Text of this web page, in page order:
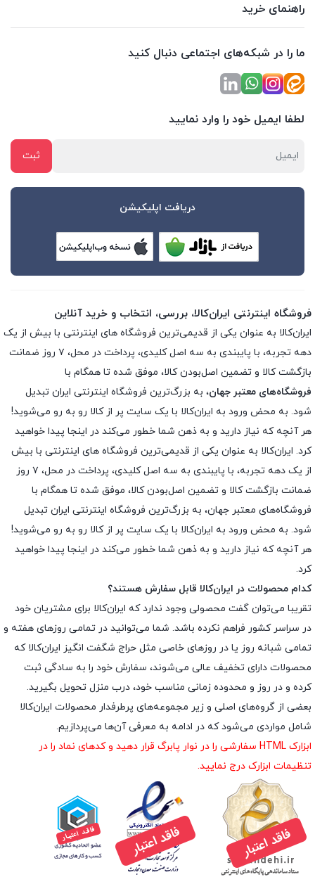
راهنمای خرید
ما را در شبکه‌های اجتماعی دنبال کنید
لطفا ایمیل خود را وارد نمایید
دریافت اپلیکیشن
فروشگاه اینترنتی ایران‌کالا، بررسی، انتخاب و خرید آنلاین
ایران‌کالا به عنوان یکی از قدیمی‌ترین فروشگاه های اینترنتی با بیش از یک
دهه تجربه، با پایبندی به سه اصل کلیدی، پرداخت در محل، ۷ روز ضمانت
بازگشت کالا و تضمین اصل‌بودن کالا، موفق شده تا همگام با
فروشگاه‌های معتبر جهان، به بزرگ‌ترین فروشگاه اینترنتی ایران تبدیل
شود. به محض ورود به ایران‌کالا با یک سایت پر از کالا رو به رو می‌شوید!
هر آنچه که نیاز دارید و به ذهن شما خطور می‌کند در اینجا پیدا خواهید
کرد. ایران‌کالا به عنوان یکی از قدیمی‌ترین فروشگاه های اینترنتی با بیش
از یک دهه تجربه، با پایبندی به سه اصل کلیدی، پرداخت در محل، ۷ روز
ضمانت بازگشت کالا و تضمین اصل‌بودن کالا، موفق شده تا همگام با
فروشگاه‌های معتبر جهان، به بزرگ‌ترین فروشگاه اینترنتی ایران تبدیل
شود. به محض ورود به ایران‌کالا با یک سایت پر از کالا رو به رو می‌شوید!
هر آنچه که نیاز دارید و به ذهن شما خطور می‌کند در اینجا پیدا خواهید
کرد.
کدام محصولات در ایران‌کالا قابل سفارش هستند؟
تقریبا می‌توان گفت محصولی وجود ندارد که ایران‌کالا برای مشتریان خود
در سراسر کشور فراهم نکرده باشد. شما می‌توانید در تمامی روزهای هفته و
تمامی شبانه روز یا در روزهای خاصی مثل حراج شگفت انگیز ایران‌کالا که
محصولات دارای تخفیف عالی می‌شوند، سفارش خود را به سادگی ثبت
کرده و در روز و محدوده زمانی مناسب خود، درب منزل تحویل بگیرید.
بعضی از گروه‌های اصلی و زیر مجموعه‌های پرطرفدار محصولات ایران‌کالا
شامل مواردی می‌شود که در ادامه به معرفی آن‌ها می‌پردازیم.
ابزارک HTML سفارشی را در نوار پابرگ قرار دهید و کدهای نماد را در
تنظیمات ابزارک درج نمایید.